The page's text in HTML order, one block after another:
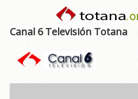
Canal 6 Televisión Totana